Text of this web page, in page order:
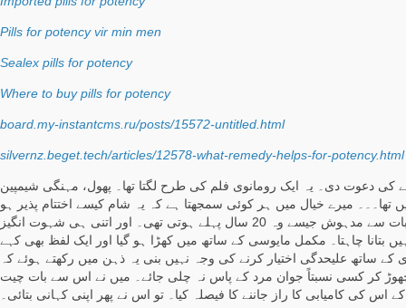
Pills for potency vir min men
Sealex pills for potency
Where to buy pills for potency
board.my-instantcms.ru/posts/15572-untitled.html
silvernz.beget.tech/articles/12578-what-remedy-helps-for-potency.html
کی دعوت دی۔ یہ ایک رومانوی فلم کی طرح لگتا تھا۔ پھول، مہنگی شیمپین
تھا۔۔۔ میرے خیال میں ہر کوئی سمجھتا ہے کہ یہ شام کیسے اختتام پذیر ہو
گی۔ لیکن میں ناکام ہو گیا۔ میری بیوی بیڈ میں ننگی لیٹی ہوئی تھی۔ خوبصورت اور جذبات سے مدہوش جیسے وہ 20 سال پہلے ہوتی تھی۔ اور اتنی ہی شہوت انگیز
چاہتا۔ مکمل مایوسی کے ساتھ میں کھڑا ہو گیا اور ایک لفظ بھی کہے
رہا۔ لیکن یہ میری اپنی بیوی کے ساتھ علیحدگی اختیار کرنے کی وجہ نہیں بنی یہ ذہن میں رکھتے ہوئے کہ
چھوڑ کر کسی نسبتاً جوان مرد کے پاس نہ چلی جائے۔ میں نے اس سے بات چیت
اس کی کامیابی کا راز جاننے کا فیصلہ کیا۔ تو اس نے پھر اپنی کہانی بتائی۔